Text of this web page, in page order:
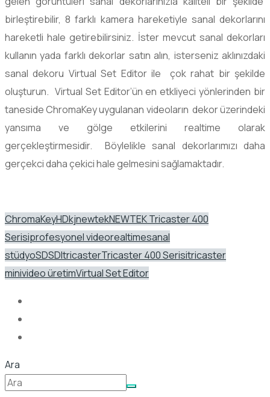
birleştirebilir, 8 farklı kamera hareketiyle sanal dekorlarını
hareketli hale getirebilirsiniz. İster mevcut sanal dekorları
kullanın yada farklı dekorlar satın alın, isterseniz aklınızdaki
sanal dekoru Virtual Set Editor ile çok rahat bir şekilde
oluşturun. Virtual Set Editor’ün en etkliyeci yönlerinden bir
taneside ChromaKey uygulanan videoların dekor üzerindeki
yansıma ve gölge etkilerini realtime olarak
gerçekleştirmesidir. Böylelikle sanal dekorlarımızı daha
gerçekci daha çekici hale gelmesini sağlamaktadır.
ChromaKeyHDkjnewtekNEWTEK Tricaster 400
Serisiprofesyonel videorealtimesanal
stüdyoSDSDItricasterTricaster 400 Serisitricaster
minivideo üretimVirtual Set Editor
Ara